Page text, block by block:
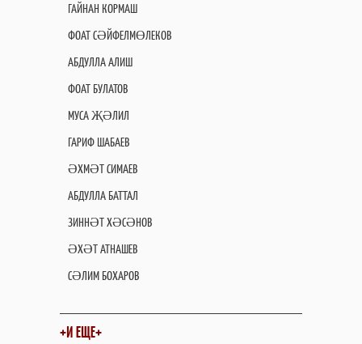
ГАЙНАН КОРМАШ
ФОАТ СӘЙФЕЛМӨЛЕКОВ
АБДУЛЛА АЛИШ
ФОАТ БУЛАТОВ
МУСА ҖӘЛИЛ
ГАРИФ ШАБАЕВ
ӘХМӘТ СИМАЕВ
АБДУЛЛА БАТТАЛ
ЗИННӘТ ХӘСӘНОВ
ӘХӘТ АТНАШЕВ
СӘЛИМ БОХАРОВ
+И ЕЩЕ+